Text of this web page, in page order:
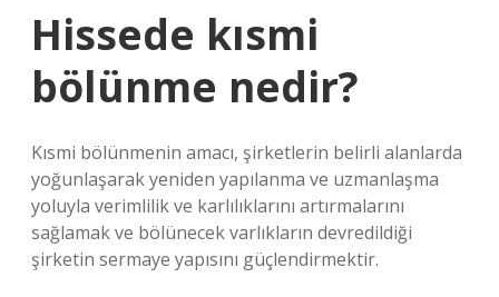
Hissede kısmi
bölünme nedir?
Kısmi bölünmenin amacı, şirketlerin belirli alanlarda
yoğunlaşarak yeniden yapılanma ve uzmanlaşma
yoluyla verimlilik ve karlılıklarını artırmalarını
sağlamak ve bölünecek varlıkların devredildiği
şirketin sermaye yapısını güçlendirmektir.